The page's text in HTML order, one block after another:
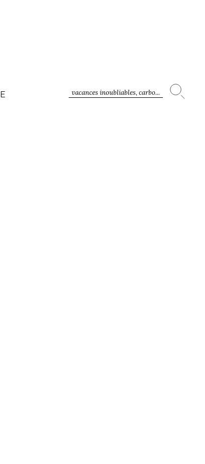
vacances inoubliables, carbo...